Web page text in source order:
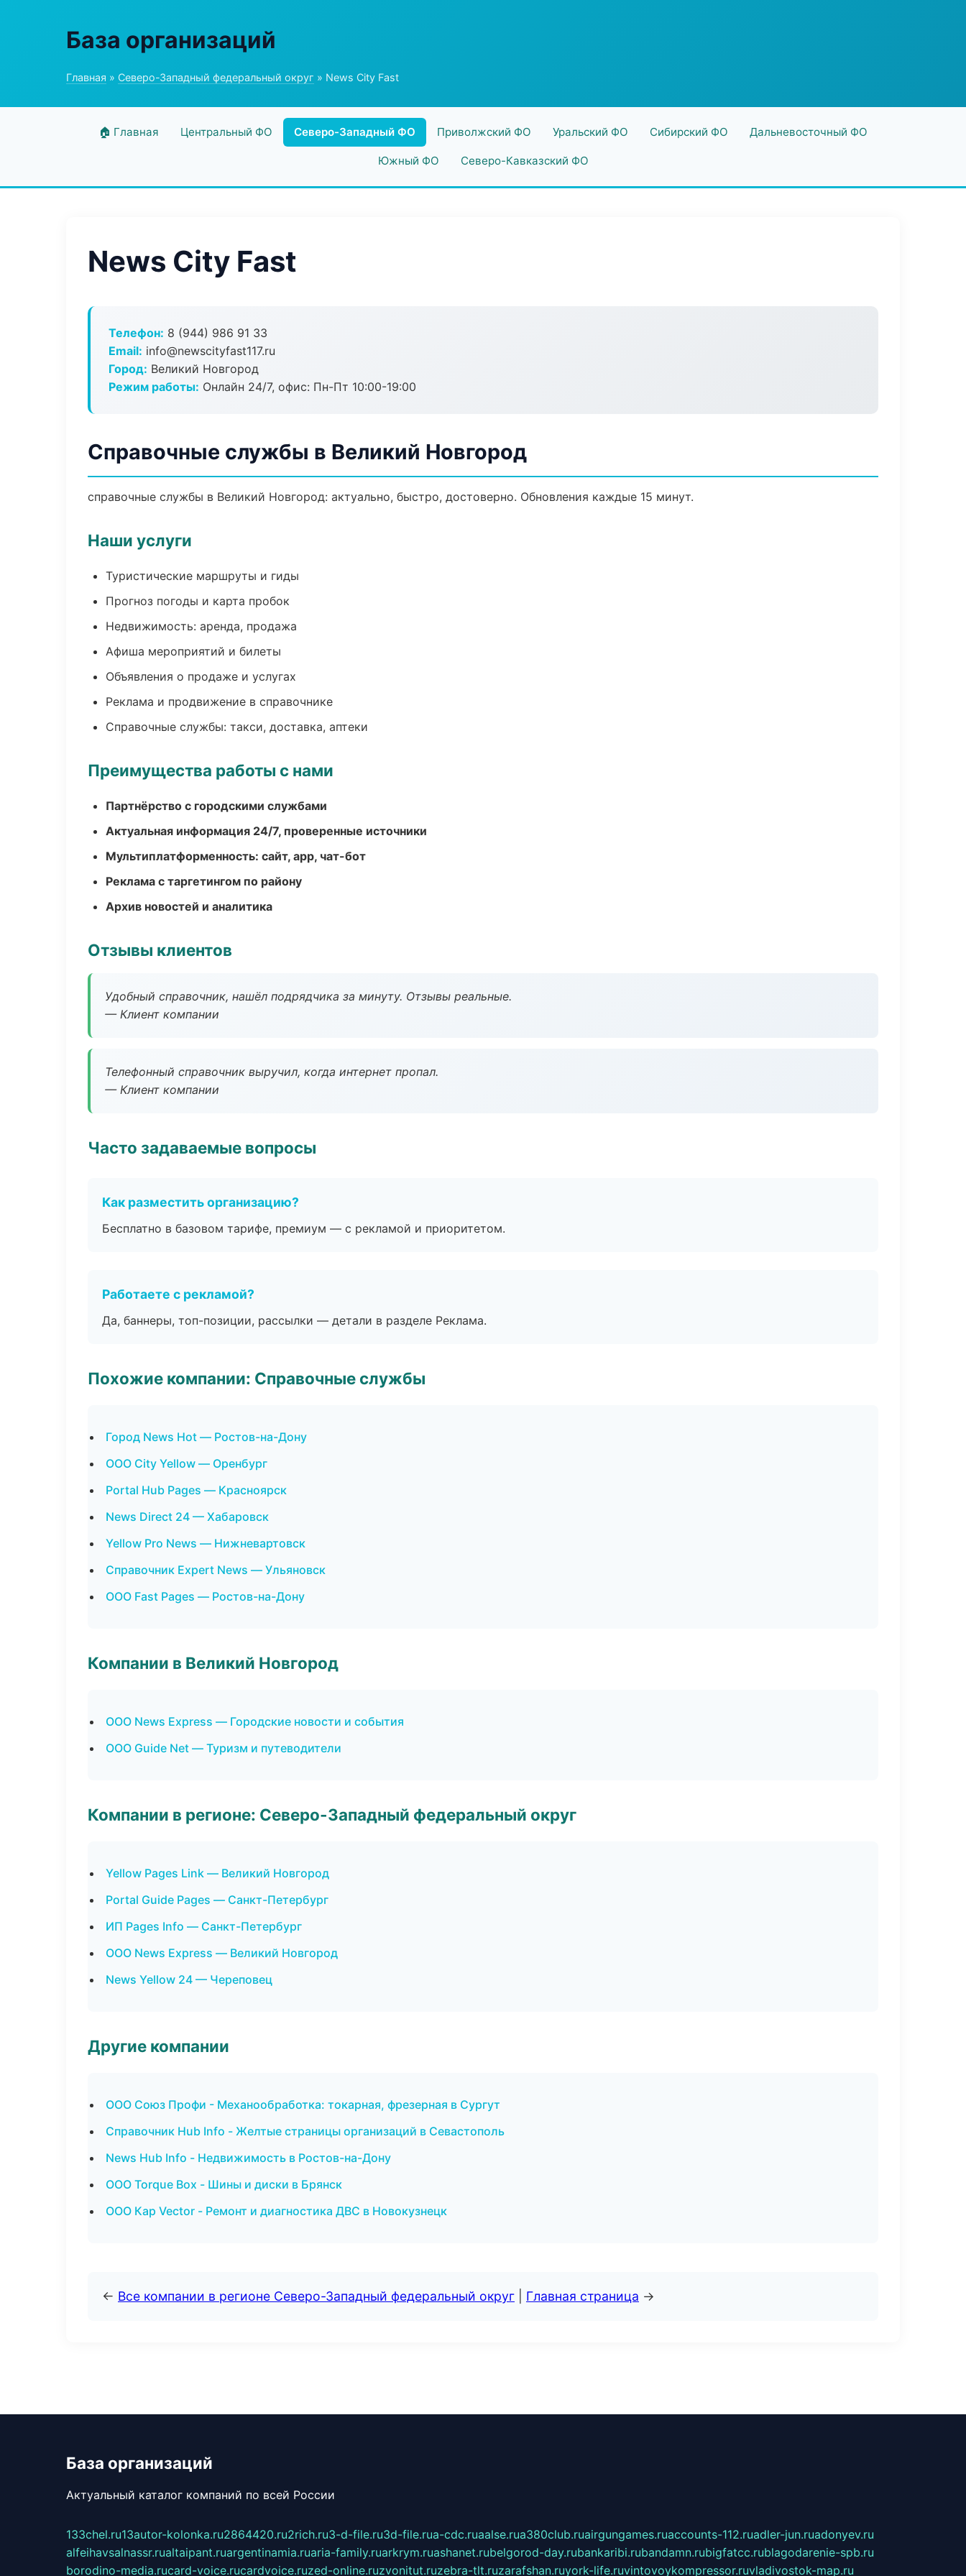
База организаций
Главная » Северо-Западный федеральный округ » News City Fast
🏠 Главная Центральный ФО Северо-Западный ФО Приволжский ФО Уральский ФО Сибирский ФО Дальневосточный ФО
Южный ФО Северо-Кавказский ФО
News City Fast
Телефон: 8 (944) 986 91 33
Email: info@newscityfast117.ru
Город: Великий Новгород
Режим работы: Онлайн 24/7, офис: Пн-Пт 10:00-19:00
Справочные службы в Великий Новгород
справочные службы в Великий Новгород: актуально, быстро, достоверно. Обновления каждые 15 минут.
Наши услуги
Туристические маршруты и гиды
Прогноз погоды и карта пробок
Недвижимость: аренда, продажа
Афиша мероприятий и билеты
Объявления о продаже и услугах
Реклама и продвижение в справочнике
Справочные службы: такси, доставка, аптеки
Преимущества работы с нами
Партнёрство с городскими службами
Актуальная информация 24/7, проверенные источники
Мультиплатформенность: сайт, app, чат-бот
Реклама с таргетингом по району
Архив новостей и аналитика
Отзывы клиентов
Удобный справочник, нашёл подрядчика за минуту. Отзывы реальные.
— Клиент компании
Телефонный справочник выручил, когда интернет пропал.
— Клиент компании
Часто задаваемые вопросы
Как разместить организацию?
Бесплатно в базовом тарифе, премиум — с рекламой и приоритетом.
Работаете с рекламой?
Да, баннеры, топ-позиции, рассылки — детали в разделе Реклама.
Похожие компании: Справочные службы
Город News Hot — Ростов-на-Дону
ООО City Yellow — Оренбург
Portal Hub Pages — Красноярск
News Direct 24 — Хабаровск
Yellow Pro News — Нижневартовск
Справочник Expert News — Ульяновск
ООО Fast Pages — Ростов-на-Дону
Компании в Великий Новгород
ООО News Express — Городские новости и события
ООО Guide Net — Туризм и путеводители
Компании в регионе: Северо-Западный федеральный округ
Yellow Pages Link — Великий Новгород
Portal Guide Pages — Санкт-Петербург
ИП Pages Info — Санкт-Петербург
ООО News Express — Великий Новгород
News Yellow 24 — Череповец
Другие компании
ООО Союз Профи - Механообработка: токарная, фрезерная в Сургут
Справочник Hub Info - Желтые страницы организаций в Севастополь
News Hub Info - Недвижимость в Ростов-на-Дону
ООО Torque Box - Шины и диски в Брянск
ООО Кар Vector - Ремонт и диагностика ДВС в Новокузнецк
← Все компании в регионе Северо-Западный федеральный округ Главная страница →
База организаций
Актуальный каталог компаний по всей России
133chel.ru13autor-kolonka.ru2864420.ru2rich.ru3-d-file.ru3d-file.rua-cdc.ruaalse.rua380club.ruairgungames.ruaccounts-112.ruadler-jun.ruadonyev.ru
alfeihavsalnassr.rualtaipant.ruargentinamia.ruaria-family.ruarkrym.ruashanet.rubelgorod-day.rubankaribi.rubandamn.rubigfatcc.rublagodarenie-spb.ru
borodino-media.rucard-voice.rucardvoice.ruzed-online.ruzvonitut.ruzebra-tlt.ruzarafshan.ruyork-life.ruvintovoykompressor.ruvladivostok-map.ru